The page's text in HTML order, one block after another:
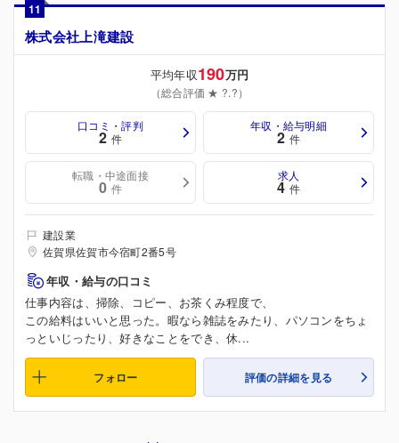
11
株式会社上滝建設
平均年収190万円
（総合評価 ★ ?.?）
口コミ・評判
2 件
年収・給与明細
2 件
転職・中途面接
0 件
求人
4 件
建設業
佐賀県佐賀市今宿町2番5号
年収・給与の口コミ
仕事内容は、掃除、コピー、お茶くみ程度で、
この給料はいいと思った。暇なら雑誌をみたり、パソコンをちょ
っといじったり、好きなことをでき、休...
フォロー 評価の詳細を見る